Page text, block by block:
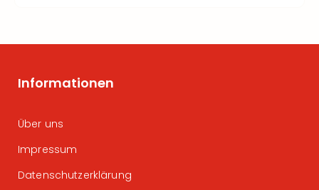
Informationen
Über uns
Impressum
Datenschutzerklärung